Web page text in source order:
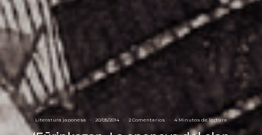
Literatura japonesa · 20/05/2014 · 2 Comentarios · 4 Minutos de lectura